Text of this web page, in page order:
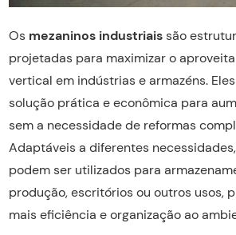
Os mezaninos industriaissão
projetadas para maximizar o
vertical em indústrias e armazéns.
solução prática e econômica para
sem a necessidade de reformas
Adaptáveis a diferentes
podem ser utilizados para
produção, escritórios ou outros usos,
mais eficiência e organização ao